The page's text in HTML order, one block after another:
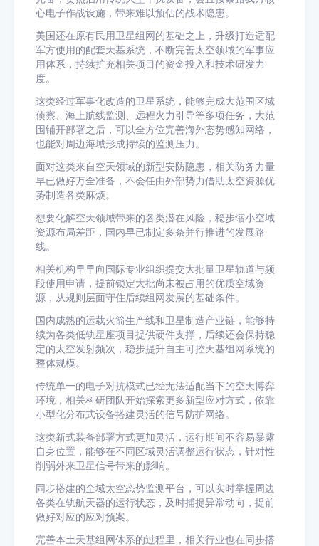
心电子作战设施，带来难以预估的战术隐患。
美国还在原有民用卫星组网的基础之上，升级打造适配
军方使用的配套天基系统，不断完善太空领域的军事应
用体系，持续扩充相关项目的资金投入和技术研发力
度。
这类经过军事化改造的卫星系统，能够完成大范围区域
侦察、海上航线监测、远程火力引导等多项任务，大范
围铺开部署之后，可以全方位完善海外态势感知网络，
也能对周边海域形成持续的监测压力。
面对这类来自空天领域的新型安防隐患，相关防务力量
早已做好万全准备，不会任由外部势力借助太空资源优
势制造各类麻烦。
想要化解空天领域带来的各类潜在风险，稳步缩小空域
资源布局差距，国内早已制定多条并行推进的发展路
线。
相关机构早早向国际专业组织提交大批量卫星轨道与频
段使用申请，提前锁定大批尚未被占用的优质空域资
源，从规则层面守住后续组网发展的基础条件。
国内成熟的运载火箭生产线和卫星制造产业链，能够持
续为各类低轨星座项目提供硬件支撑，后续还会保持稳
定的太空发射频次，稳步提升自主可控天基组网系统的
整体规模。
传统单一的电子对抗模式已经无法适配当下的空天博弈
环境，相关科研团队开始探索更多新型应对方式，依靠
小型化分布式设备搭建灵活的信号防护网络。
这类新式装备部署方式更加灵活，运行期间不容易暴露
自身位置，能够在不同区域灵活调整运行状态，针对性
削弱外来卫星信号带来的影响。
同步搭建的全域太空态势监测平台，可以实时掌握周边
各类在轨航天器的运行状态，及时捕捉异常动向，提前
做好对应的应对预案。
完善本土天基组网体系的过程里，相关行业也在同步搭